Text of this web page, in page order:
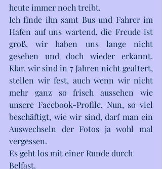
heute immer noch treibt.
Ich finde ihn samt Bus und Fahrer im
Hafen auf uns wartend, die Freude ist
groß, wir haben uns lange nicht
gesehen und doch wieder erkannt.
Klar, wir sind in 7 Jahren nicht gealtert,
stellen wir fest, auch wenn wir nicht
mehr ganz so frisch aussehen wie
unsere Facebook-Profile. Nun, so viel
beschäftigt, wie wir sind, darf man ein
Auswechseln der Fotos ja wohl mal
vergessen.
Es geht los mit einer Runde durch
Belfast.